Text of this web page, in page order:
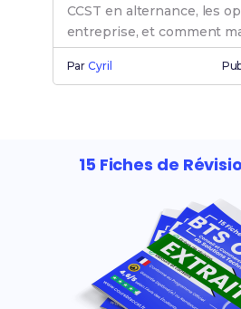
CCST en alternance, les
entreprise, et comment
salaire et ton insertion
ParCyril
15 Fiches de